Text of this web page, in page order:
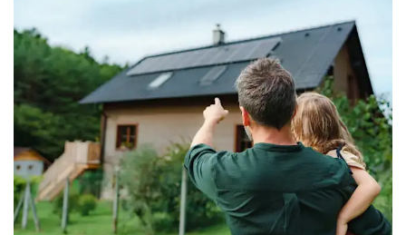
Laut demJahressteuergesetz 2022, fällt seit dem
1.Januar 2023 beim Kauf einer Photovoltaikanlage
keine Umsatzsteuer mehr an. Bis dahin musste eine
Umsatzsteuer, bekannt als Mehrwertsteuer, von 19%
auf das Produkt gezahlt werden. Dieser Meilenstein ist
nur möglich, da sich die EU Politik darauf geeinigt hat,
dass Produkte, welche auf ein wichtiges politisches Ziel
hinarbeiten, von der Mehrwertsteuer ausgenommen
werden können.